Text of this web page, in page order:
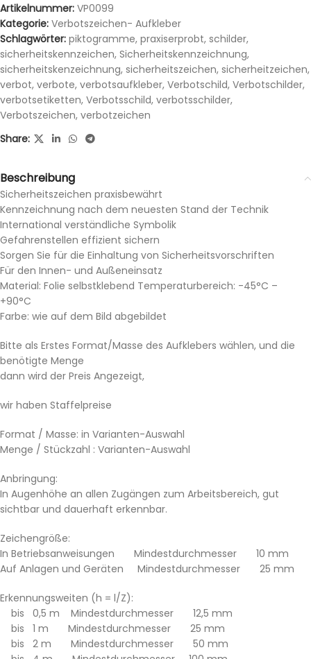
Artikelnummer: VP0099
Kategorie: Verbotszeichen- Aufkleber
Schlagwörter: piktogramme, praxiserprobt, schilder,
sicherheitskennzeichen, Sicherheitskennzeichnung,
sicherheitskenzeichnung, sicherheitszeichen, sicherheitzeichen,
verbot, verbote, verbotsaufkleber, Verbotschild, Verbotschilder,
verbotsetiketten, Verbotsschild, verbotsschilder,
Verbotszeichen, verbotzeichen
Share:
Beschreibung
Sicherheitszeichen praxisbewährt
Kennzeichnung nach dem neuesten Stand der Technik
International verständliche Symbolik
Gefahrenstellen effizient sichern
Sorgen Sie für die Einhaltung von Sicherheitsvorschriften
Für den Innen- und Außeneinsatz
Material: Folie selbstklebend Temperaturbereich: -45°C –
+90°C
Farbe: wie auf dem Bild abgebildet
Bitte als Erstes Format/Masse des Aufklebers wählen, und die
benötigte Menge
dann wird der Preis Angezeigt,
wir haben Staffelpreise
Format / Masse: in Varianten-Auswahl
Menge / Stückzahl : Varianten-Auswahl
Anbringung:
In Augenhöhe an allen Zugängen zum Arbeitsbereich, gut
sichtbar und dauerhaft erkennbar.
Zeichengröße:
In Betriebsanweisungen Mindestdurchmesser 10 mm
Auf Anlagen und Geräten Mindestdurchmesser 25 mm
Erkennungsweiten (h = l/Z):
bis 0,5 m Mindestdurchmesser 12,5 mm
bis 1 m Mindestdurchmesser 25 mm
bis 2 m Mindestdurchmesser 50 mm